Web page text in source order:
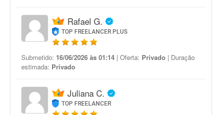
Rafael G.
TOP FREELANCER PLUS
Submetido: 16/06/2026 às 01:14 | Oferta: Privado | Duração
estimada: Privado
Juliana C.
TOP FREELANCER